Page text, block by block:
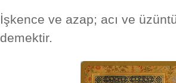
İşkence ve azap; acı ve
demektir.